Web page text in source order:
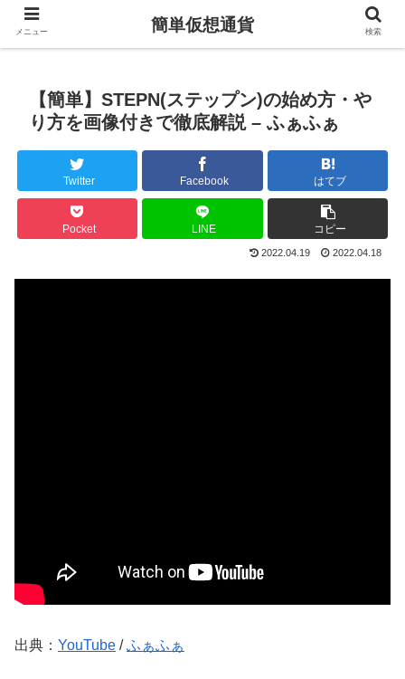
【簡単】STEPN(ステップン)の始め方・や
り方を画像付きで徹底解説 – ふぁふぁ
Twitter Facebook はてブ
Pocket LINE コピー
2022.04.19 2022.04.18
出典： YouTube /ふぁふぁ
メニュー 簡単仮想通貨 検索